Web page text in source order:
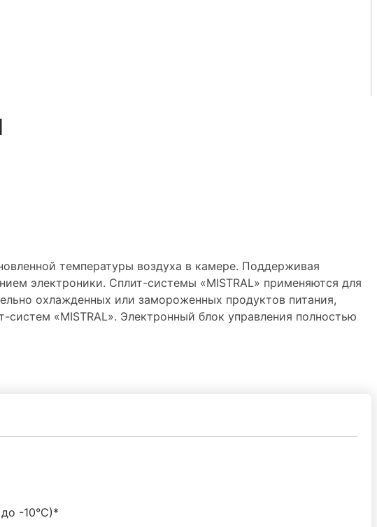
температуры воздуха в камере. Поддерживая
электроники. Сплит-системы «MISTRAL» применяются для
охлажденных или замороженных продуктов питания,
«MISTRAL». Электронный блок управления полностью
-10°С)*